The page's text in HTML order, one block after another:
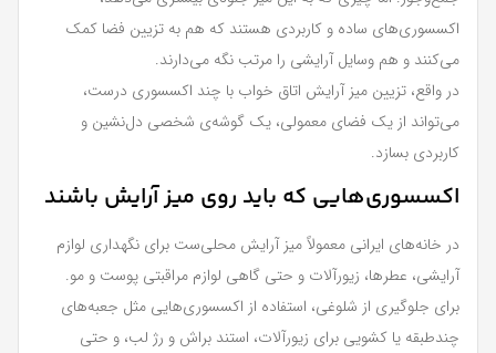
اکسسوری‌های ساده و کاربردی هستند که هم به تزیین فضا کمک
می‌کنند و هم وسایل آرایشی را مرتب نگه می‌دارند.
در واقع، تزیین میز آرایش اتاق خواب با چند اکسسوری درست،
می‌تواند از یک فضای معمولی، یک گوشه‌ی شخصی دل‌نشین و
کاربردی بسازد.
اکسسوری‌هایی که باید روی میز آرایش باشند
در خانه‌های ایرانی معمولاً میز آرایش محلی‌ست برای نگهداری لوازم
آرایشی، عطرها، زیورآلات و حتی گاهی لوازم مراقبتی پوست و مو.
برای جلوگیری از شلوغی، استفاده از اکسسوری‌هایی مثل جعبه‌های
چند‌طبقه یا کشویی برای زیورآلات، استند براش و رژ لب، و حتی